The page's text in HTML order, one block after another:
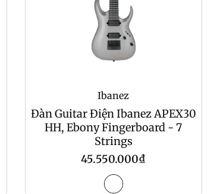
Ibanez
Đàn Guitar Điện Ibanez APEX30
HH, Ebony Fingerboard - 7
Strings
Regular
price
45.550.000₫